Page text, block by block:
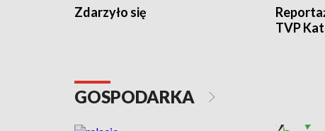
Zdarzyło się
TVP
GOSPODARKA